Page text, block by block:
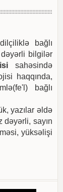
bağlı
dəyərli bilgilər
sahəsində
haqqında,
bağlı
yazılar əldə
sayın
yüksəlişi